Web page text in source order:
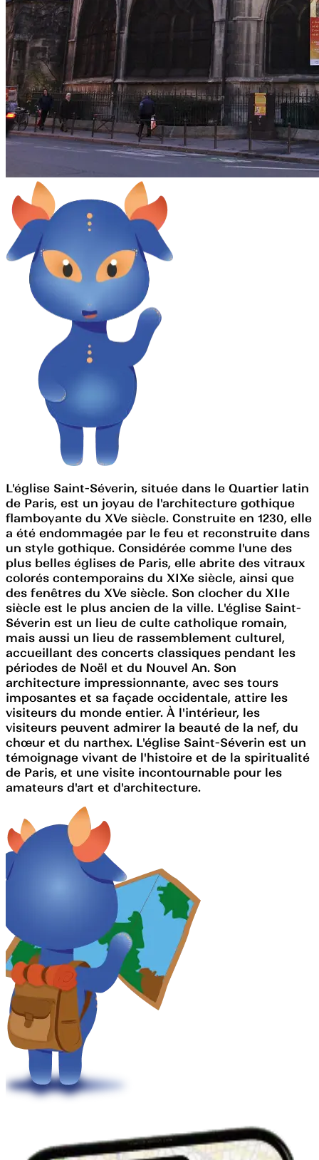
L'église Saint-Séverin, située dans le Quartier latin
de Paris, est un joyau de l'architecture gothique
flamboyante du XVe siècle. Construite en 1230, elle
a été endommagée par le feu et reconstruite dans
un style gothique. Considérée comme l'une des
plus belles églises de Paris, elle abrite des vitraux
colorés contemporains du XIXe siècle, ainsi que
des fenêtres du XVe siècle. Son clocher du XIIe
siècle est le plus ancien de la ville. L'église Saint-
Séverin est un lieu de culte catholique romain,
mais aussi un lieu de rassemblement culturel,
accueillant des concerts classiques pendant les
périodes de Noël et du Nouvel An. Son
architecture impressionnante, avec ses tours
imposantes et sa façade occidentale, attire les
visiteurs du monde entier. À l'intérieur, les
visiteurs peuvent admirer la beauté de la nef, du
chœur et du narthex. L'église Saint-Séverin est un
témoignage vivant de l'histoire et de la spiritualité
de Paris, et une visite incontournable pour les
amateurs d'art et d'architecture.